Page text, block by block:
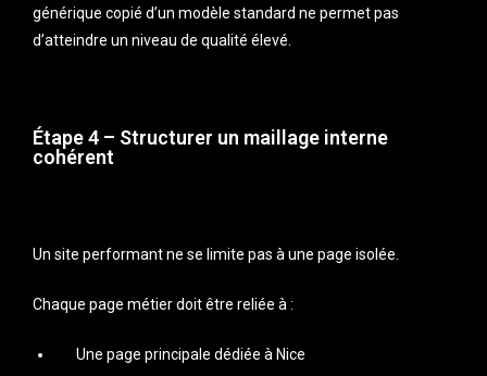
générique copié d’un modèle standard ne permet pas
d’atteindre un niveau de qualité élevé.
Étape 4 – Structurer un maillage interne
cohérent
Un site performant ne se limite pas à une page isolée.
Chaque page métier doit être reliée à :
Une page principale dédiée à Nice